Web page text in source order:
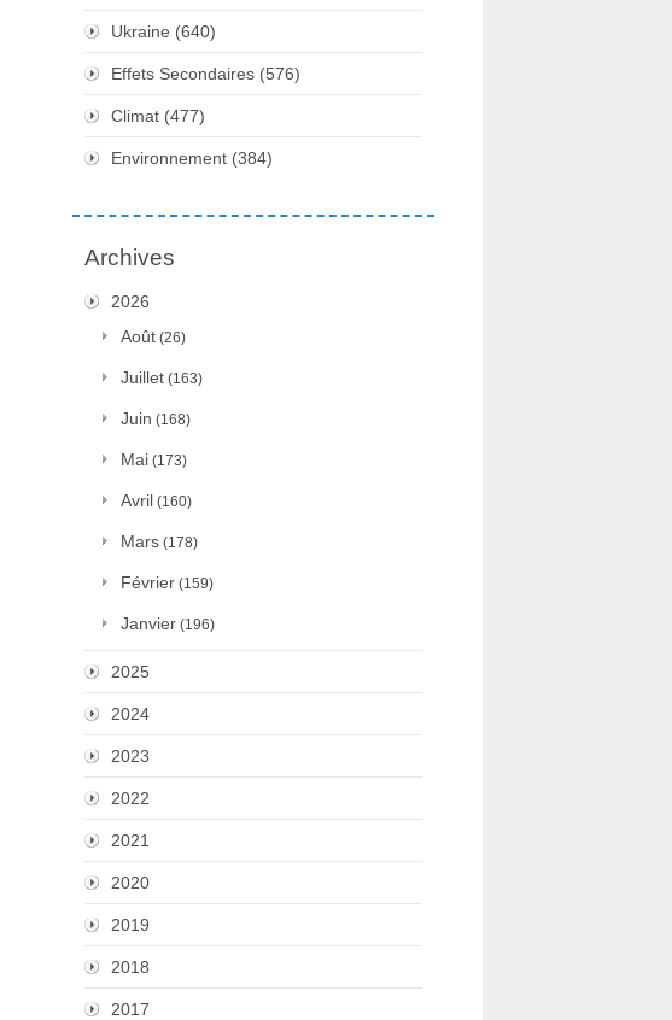
Ukraine (640)
Effets Secondaires (576)
Climat (477)
Environnement (384)
Archives
2026
Août (26)
Juillet (163)
Juin (168)
Mai (173)
Avril (160)
Mars (178)
Février (159)
Janvier (196)
2025
2024
2023
2022
2021
2020
2019
2018
2017